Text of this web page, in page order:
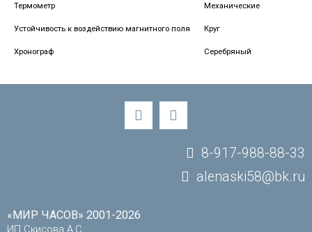
Термометр Механические
Устойчивость к воздействию магнитного поля Круг
Хронограф Серебряный
«МИР ЧАСОВ» 2001-2026
ИП Скисова А.С.
8-917-988-88-33
alenaski58@bk.ru